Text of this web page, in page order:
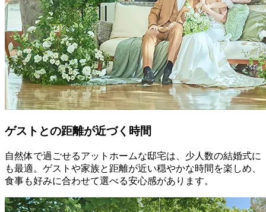
ゲストとの距離が近づく時間
自然体で過ごせるアットホームな邸宅は、少人数の結婚式に
も最適。ゲストや家族と距離が近い穏やかな時間を楽しめ、
食事も好みに合わせて選べる安心感があります。